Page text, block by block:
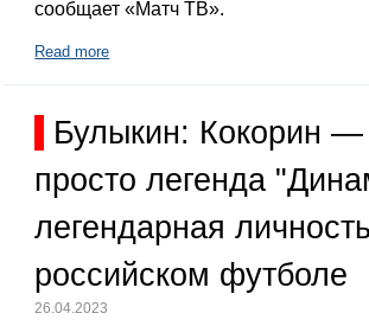
сообщает «Матч ТВ».
Read more
Булыкин: Кокорин —
просто легенда
легендарная
российском футболе
26.04.2023